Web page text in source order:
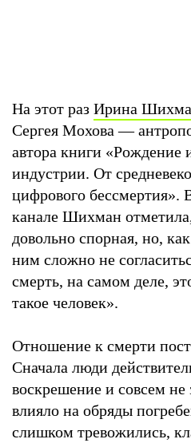
На этот раз Ирина
Сергея Мохова —
автора книги «Рождение
индустрии. От
цифрового бессмертия».
канале Шихман
довольно спорная, но,
ним сложно не
смерть, на самом деле,
такое человек».
Отношение к смерти
Сначала люди
воскрешение и совсем не
влияло на обряды
слишком тревожились,